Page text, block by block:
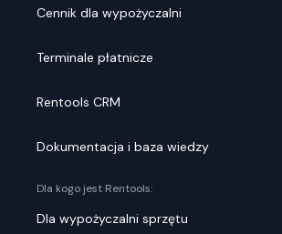
Cennik dla wypożyczalni
Terminale płatnicze
Rentools CRM
Dokumentacja i baza wiedzy
Dla kogo jest Rentools:
Dla wypożyczalni sprzętu